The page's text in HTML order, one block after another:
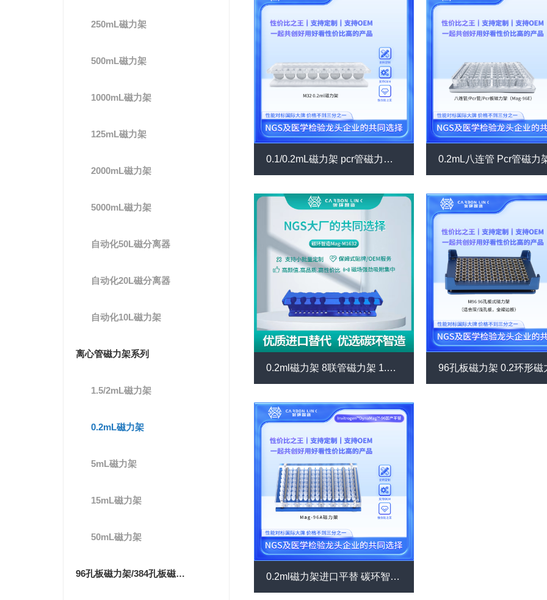
250mL磁力架
500mL磁力架
1000mL磁力架
125mL磁力架
2000mL磁力架
5000mL磁力架
自动化50L磁分离器
自动化20L磁分离器
自动化10L磁力架
离心管磁力架系列
1.5/2mL磁力架
0.2mL磁力架
5mL磁力架
15mL磁力架
50mL磁力架
96孔板磁力架/384孔板磁力架系列
0.1/0.2mL磁力架 pcr管磁力架 八联管磁力架 进口平替碳环智造 实验室磁力架 强磁磁力架 （低价款M32）
0.2ml磁力架 8联管磁力架 1.5mL磁力架 2mL磁力架 进口平替碳环智造 免疫沉淀磁力架（M1632）
0.2ml磁力架进口平替 碳环智造 96孔磁力架 磁珠分选磁力架 pcr磁力架 八连管磁力架（Mag-96A）